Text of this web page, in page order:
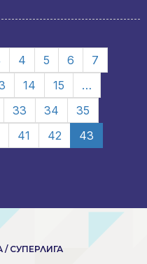
4 5 6
7
14 15
…
33 34
35
41 42
43
СУПЕРЛИГА